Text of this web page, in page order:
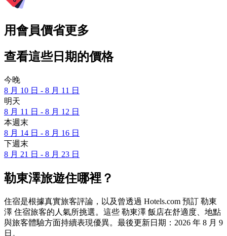
用會員價省更多
查看這些日期的價格
今晚
8 月 10 日 - 8 月 11 日
明天
8 月 11 日 - 8 月 12 日
本週末
8 月 14 日 - 8 月 16 日
下週末
8 月 21 日 - 8 月 23 日
勒東澤旅遊住哪裡？
住宿是根據真實旅客評論，以及曾透過 Hotels.com 預訂 勒東
澤 住宿旅客的人氣所挑選。這些 勒東澤 飯店在舒適度、地點
與旅客體驗方面持續表現優異。最後更新日期： 2026 年 8 月 9
日 。